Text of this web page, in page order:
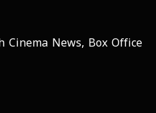
Cinema News, Box Office